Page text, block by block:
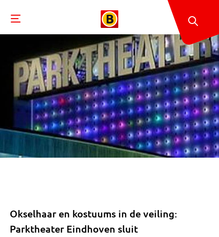
Okselhaar en kostuums in de veiling:
Parktheater Eindhoven sluit